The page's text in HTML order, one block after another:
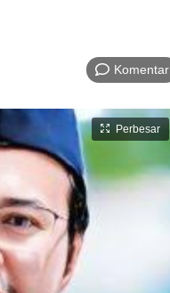
Komentar
Perbesar